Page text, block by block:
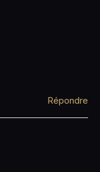
Répondre